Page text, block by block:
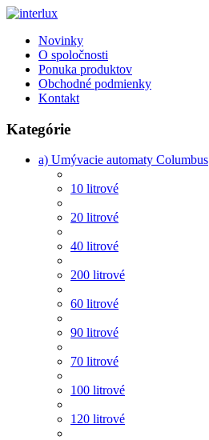
Novinky
O spoločnosti
Ponuka produktov
Obchodné podmienky
Kontakt
Kategórie
a) Umývacie automaty Columbus
10 litrové
20 litrové
40 litrové
200 litrové
60 litrové
90 litrové
70 litrové
100 litrové
120 litrové